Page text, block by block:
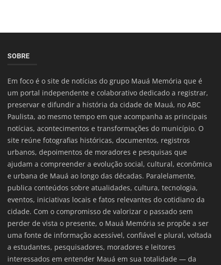
SOBRE
Em foco é o site de notícias do grupo Mauá Memória que é
um portal independente e colaborativo dedicado a registrar,
preservar e difundir a história da cidade de Mauá, no ABC
Paulista, ao mesmo tempo em que acompanha as principais
notícias, acontecimentos e transformações do município. O
site reúne fotografias históricas, documentos, registros
urbanos, depoimentos de moradores e pesquisas que
ajudam a compreender a evolução social, cultural, econômica
e urbana de Mauá ao longo das décadas. Paralelamente,
publica conteúdos sobre atualidades, cultura, tecnologia,
eventos, iniciativas locais e fatos relevantes do cotidiano da
cidade. Com o compromisso de valorizar o passado sem
perder de vista o presente, o Mauá Memória se propõe a ser
uma fonte de informação acessível, confiável e plural, voltada
a estudantes, pesquisadores, moradores e leitores
interessados em entender Mauá em sua totalidade — da